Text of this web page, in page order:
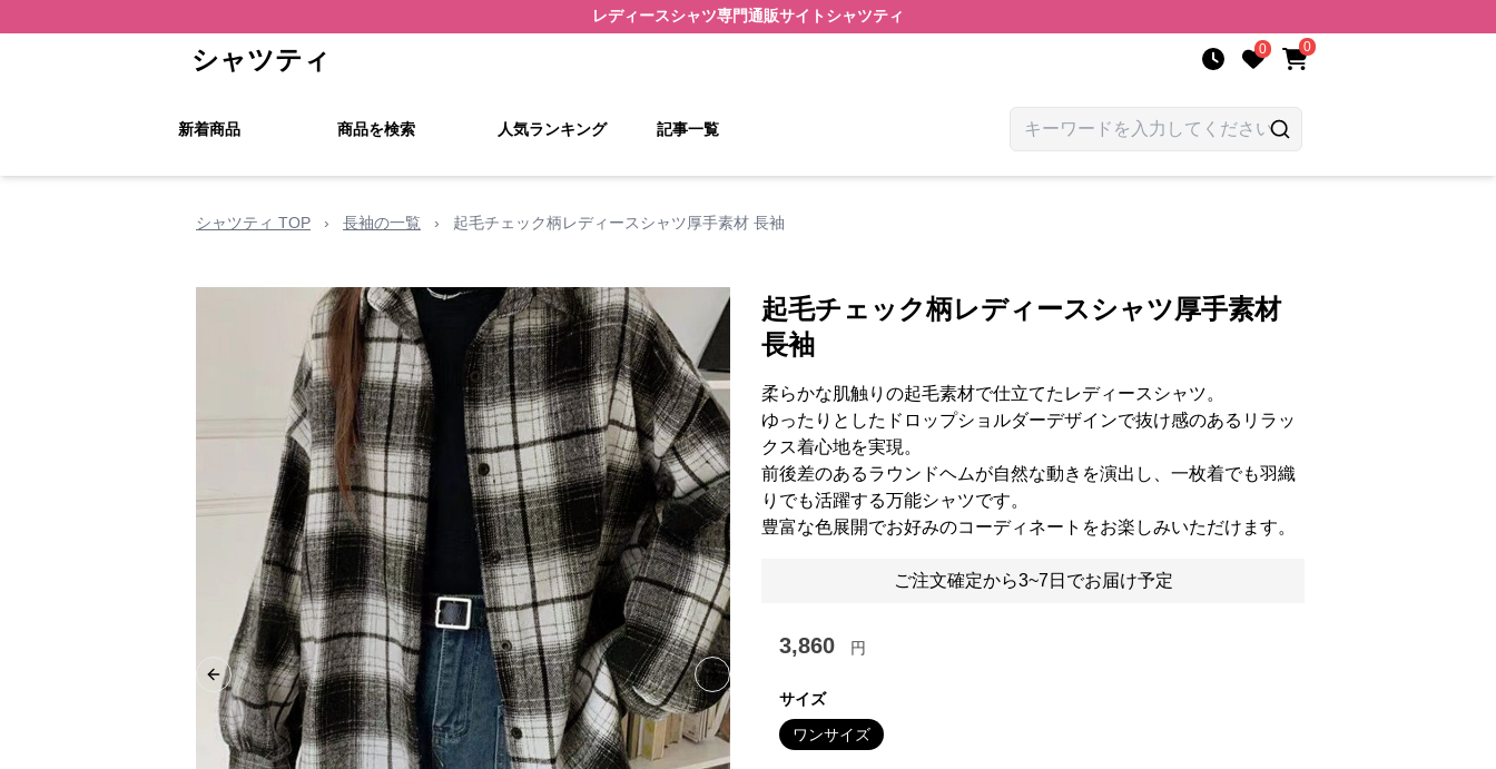
レディースシャツ専門通販サイト シャツティ
シャツティ 0 0
新着商品 商品を検索 人気ランキング 記事一覧
シャツティ TOP › 長袖の一覧 › 起毛チェック柄レディースシャツ厚手素材 長袖
Previous slide Next slide
起毛チェック柄レディースシャツ厚手素材
長袖
柔らかな肌触りの起毛素材で仕立てたレディースシャツ。
ゆったりとしたドロップショルダーデザインで抜け感のあるリラッ
クス着心地を実現。
前後差のあるラウンドヘムが自然な動きを演出し、一枚着でも羽織
りでも活躍する万能シャツです。
豊富な色展開でお好みのコーディネートをお楽しみいただけます。
ご注文確定から3~7日でお届け予定
3,860 円
サイズ
ワンサイズ